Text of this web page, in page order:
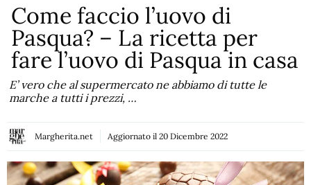
Come faccio l’uovo di
Pasqua? – La ricetta per
fare l’uovo di Pasqua in casa
E’ vero che al supermercato ne abbiamo di tutte le
marche a tutti i prezzi, …
Margherita.net Aggiornato il 20 Dicembre 2022